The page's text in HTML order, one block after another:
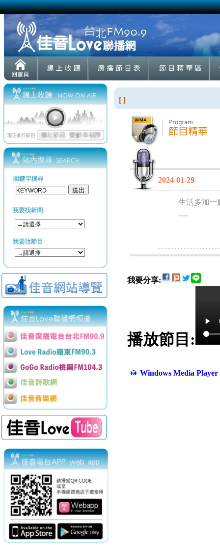
[ ]
2024-01-29
生活多加一
----
我要分享:
播放節目:
Windows Media